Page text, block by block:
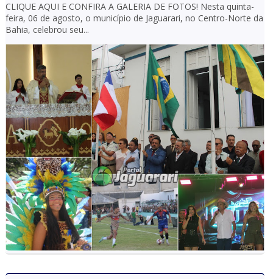
CLIQUE AQUI E CONFIRA A GALERIA DE FOTOS! Nesta quinta-
feira, 06 de agosto, o município de Jaguarari, no Centro-Norte da
Bahia, celebrou seu...